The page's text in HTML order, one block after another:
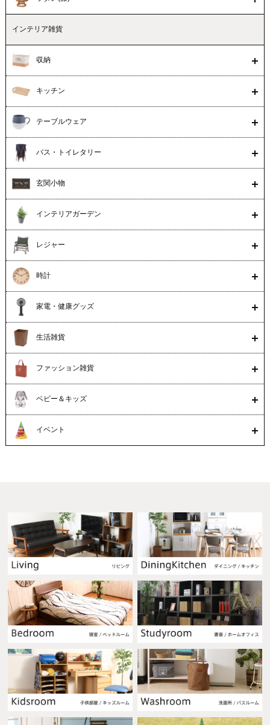
インテリア雑貨
収納
キッチン
テーブルウェア
バス・トイレタリー
玄関小物
インテリアガーデン
レジャー
時計
家電・健康グッズ
生活雑貨
ファッション雑貨
ベビー＆キッズ
イベント